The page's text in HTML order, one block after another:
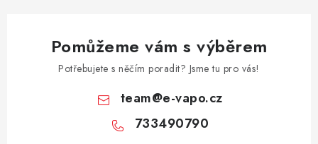
Pomůžeme vám s výběrem
Potřebujete s něčím poradit? Jsme tu pro vás!
team@e-vapo.cz
733490790